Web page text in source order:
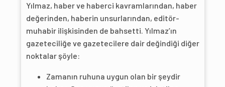
Yılmaz, haber ve haberci kavramlarından, haber
değerinden, haberin unsurlarından, editör-
muhabir ilişkisinden de bahsetti. Yılmaz’ın
gazeteciliğe ve gazetecilere dair değindiği diğer
noktalar şöyle:
Zamanın ruhuna uygun olan bir şeydir